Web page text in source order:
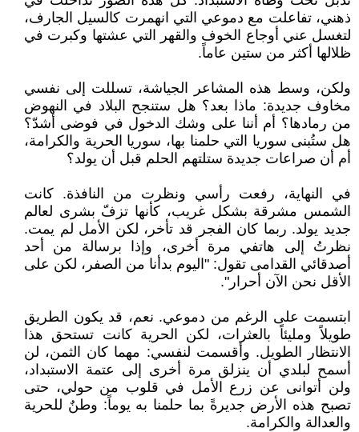
ذهني، تفاعلت مع دموعي التي انهمرت كالسيل الجارف،
لتغسل عني أوجاع الخوف والقهر التي عشتها وكبرت في
ظلالها أكثر من ستين عاماً.
ولكن، وسط هذه المشاعر الجياشة، تسللت إلى نفسي
مخاوف جديدة: ماذا بعد؟ هل ستنجح البلاد في النهوض
من رمادها؟ أم أننا على وشك الدخول في فوضى أشدّ؟
هل ستُبنى سوريا التي حلمنا بها، سوريا الحرية والكرامة،
أم أن صراعات جديدة ستلتهم الحلم قبل أن يولد؟
في النهاية، رفعت رأسي ونظرت من النافذة. كانت
الشمس مشرقة بشكل غريب، كأنها تزفّ بشرى لعالم
جديد يولد. ربما كان الفجر قد تأخر، لكن الأمل لم يمت.
نظرتُ إلى هاتفي مرة أخرى، وإذا برسالة من أحد
أصدقائي القدامى تقول: "اليوم بدأنا من الصفر، لكن على
الأقل نحن الآن أحرار".
ابتسمت على الرغم من دموعي. نعم، قد يكون الطريق
طويلاً ومليئاً بالعثرات، لكن الحرية كانت تستحق هذا
الانتظار الطويل. وأقسمت لنفسي: مهما كان الثمن، لن
أسمح لبلدي أن ينزلق مرة أخرى إلى عتمة الاستبداد،
ولن أتوانى عن زرع الأمل في قلوب من حولي، حتى
تصبح هذه الأرض جديرةً بما حلمنا به يوماً: وطنٌ للحرية
والعدالة والكرامة.